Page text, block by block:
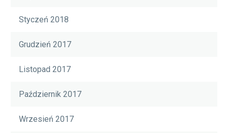
Styczeń 2018
Grudzień 2017
Listopad 2017
Październik 2017
Wrzesień 2017